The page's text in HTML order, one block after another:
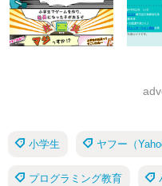
小学生 ヤフー（
プログラミング教育